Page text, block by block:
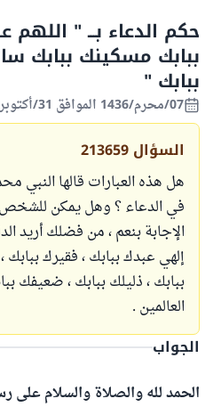
حكم الدعاء بـــ "
ببابك مسكينك ببابك
ببابك "
07/محرم/1436 الموافق 31/أكتوبر/2014
السؤال 213659
هل هذه العبارات قالها النبي
في الدعاء ؟ وهل يمكن للشخص
الإجابة بنعم ، من فضلك أريد
إلهي عبدك ببابك ، فقيرك
ببابك ، ذليلك ببابك ، ضعيفك
العالمين .
الجواب
الحمد لله والصلاة والسلام على